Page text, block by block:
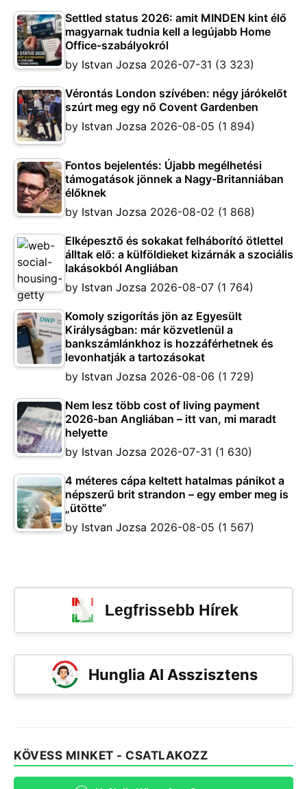
Settled status 2026: amit MINDEN kint élő
magyarnak tudnia kell a legújabb Home
Office-szabályokról
by Istvan Jozsa 2026-07-31 (3 323)
Vérontás London szívében: négy járókelőt
szúrt meg egy nő Covent Gardenben
by Istvan Jozsa 2026-08-05 (1 894)
Fontos bejelentés: Újabb megélhetési
támogatások jönnek a Nagy-Britanniában
élőknek
by Istvan Jozsa 2026-08-02 (1 868)
Elképesztő és sokakat felháborító ötlettel
álltak elő: a külföldieket kizárnák a szociális
lakásokból Angliában
by Istvan Jozsa 2026-08-07 (1 764)
Komoly szigorítás jön az Egyesült
Királyságban: már közvetlenül a
bankszámlánkhoz is hozzáférhetnek és
levonhatják a tartozásokat
by Istvan Jozsa 2026-08-06 (1 729)
Nem lesz több cost of living payment
2026-ban Angliában – itt van, mi maradt
helyette
by Istvan Jozsa 2026-07-31 (1 630)
4 méteres cápa keltett hatalmas pánikot a
népszerű brit strandon – egy ember meg is
„ütötte”
by Istvan Jozsa 2026-08-05 (1 567)
Legfrissebb Hírek
Hunglia AI Asszisztens
KÖVESS MINKET - CSATLAKOZZ